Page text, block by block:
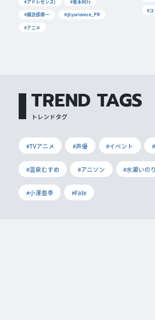
#アドレセンス)
#豊永利行
#諏訪部順一
#@yurionice_PR
#アニメ
#
TREND TAGS
トレンドタグ
#TVアニメ #声優 #イベント
#温泉むすめ #アニソン #水瀬いのり
#小澤亜李 #Fate